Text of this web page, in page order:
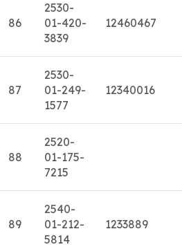
86
2530-
01-420-
3839
12460467
87
2530-
01-249-
1577
12340016
88
2520-
01-175-
7215
89
2540-
01-212-
5814
1233889